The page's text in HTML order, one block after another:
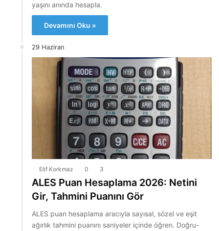
yaşını anında hesapla.
Devamını Oku »
29 Haziran
Elif Korkmaz 0 3
ALES Puan Hesaplama 2026: Netini
Gir, Tahmini Puanını Gör
ALES puan hesaplama aracıyla sayısal, sözel ve eşit
ağırlık tahmini puanını saniyeler içinde öğren. Doğru-